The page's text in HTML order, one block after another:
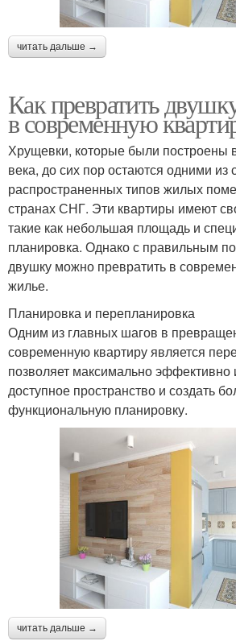
читать дальше →
Как превратить
в современную
Хрущевки, которые были построены
века, до сих пор остаются одними из
распространенных типов жилых
странах СНГ. Эти квартиры имеют
такие как небольшая площадь и
планировка. Однако с правильным
двушку можно превратить в
жилье.
Планировка и перепланировка
Одним из главных шагов в
современную квартиру является
позволяет максимально эффективно
доступное пространство и создать
функциональную планировку.
читать дальше →